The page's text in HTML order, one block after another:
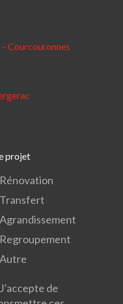
Courcouronnes
projet
Rénovation
Transfert
Agrandissement
Regroupement
Autre
J’accepte de